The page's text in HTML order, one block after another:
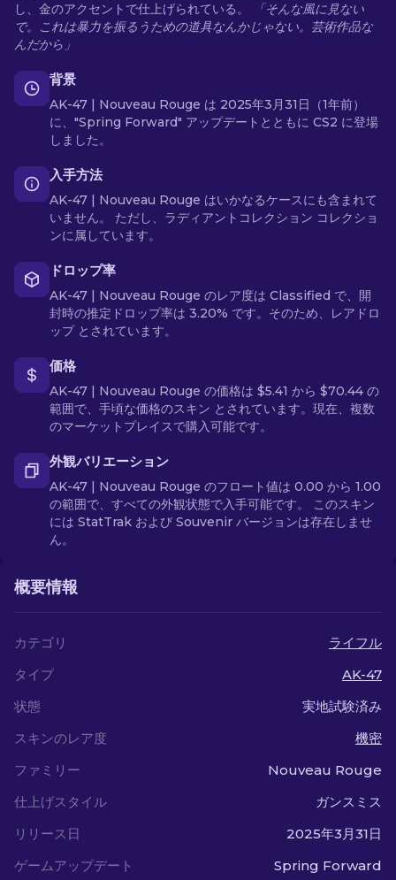
し、金のアクセントで仕上げられている。
「そんな風に見ない
で。これは暴力を振るうための道具なんかじゃない。芸術作品な
んだから」
背景
AK-47 | Nouveau Rouge は 2025年3月31日（1年前）
に、"Spring Forward" アップデートとともに CS2 に登場
しました。
入手方法
AK-47 | Nouveau Rouge はいかなるケースにも含まれて
いません。 ただし、ラディアントコレクション コレクショ
ンに属しています。
ドロップ率
AK-47 | Nouveau Rouge のレア度は Classified で、開
封時の推定ドロップ率は 3.20% です。そのため、レアドロ
ップ とされています。
価格
AK-47 | Nouveau Rouge の価格は $5.41 から $70.44 の
範囲で、手頃な価格のスキン とされています。現在、複数
のマーケットプレイスで購入可能です。
外観バリエーション
AK-47 | Nouveau Rouge のフロート値は 0.00 から 1.00
の範囲で、すべての外観状態で入手可能です。 このスキン
には StatTrak および Souvenir バージョンは存在しませ
ん。
概要情報
カテゴリ
ライフル
タイプ
AK-47
状態
実地試験済み
スキンのレア度
機密
ファミリー
Nouveau Rouge
仕上げスタイル
ガンスミス
リリース日
2025年3月31日
ゲームアップデート
Spring Forward